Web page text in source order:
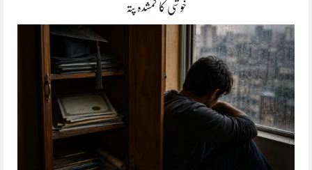
خوشی کا گمشدہ پتہ